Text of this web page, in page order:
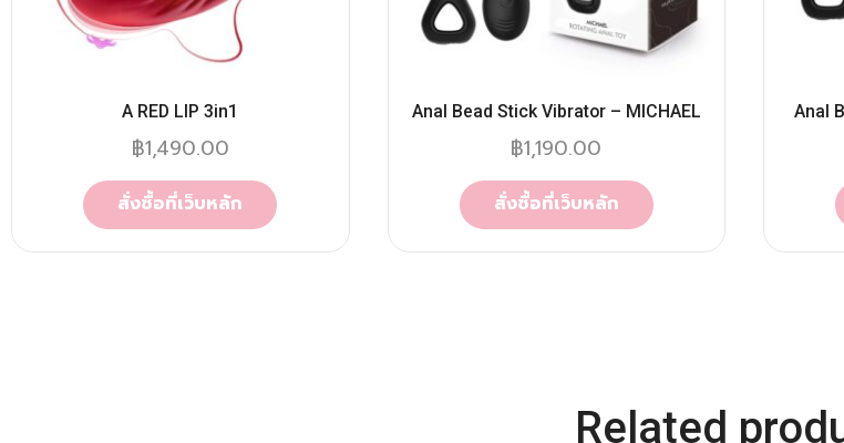
A RED LIP 3in1
฿1,490.00
สั่งซื้อที่เว็บหลัก
Anal Bead Stick Vibrator – MICHAEL
฿1,190.00
สั่งซื้อที่เว็บหลัก
Anal
Related